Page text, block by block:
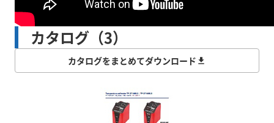
カタログ（3）
カタログをまとめてダウンロード